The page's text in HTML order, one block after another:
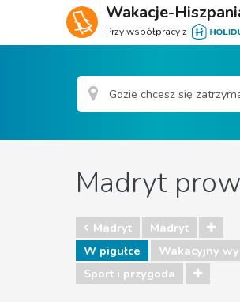
Wakacje-
Przy współpracy z
Madryt
Madryt
Madryt
W pigułce
Wakacyjny
Sport i przygoda